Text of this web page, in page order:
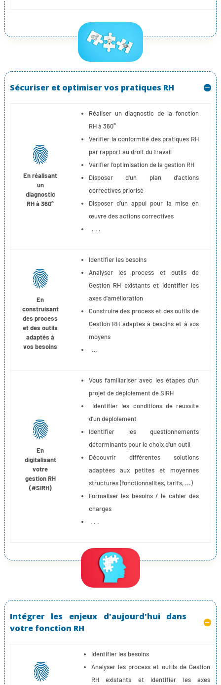
Sécuriser et optimiser vos pratiques RH
En réalisant
un
diagnostic
RH à 360°
Réaliser un diagnostic de la fonction
RH à 360°
Vérifier la conformité des pratiques RH
par rapport au droit du travail
Vérifier l'optimisation de la gestion RH
Disposer d'un plan d'actions
correctives priorisé
Disposer d’un appui pour la mise en
œuvre des actions correctives
. . .
En
construisant
des process
et des outils
adaptés à
vos besoins
Identifier les besoins
Analyser les process et outils de
Gestion RH existants et identifier les
axes d'amélioration
Construire des process et des outils de
Gestion RH adaptés à besoins et à vos
moyens
…
En
digitalisant
votre
gestion RH
(#SIRH)
Vous familiariser avec les étapes d’un
projet de déploiement de SIRH
Identifier les conditions de réussite
d'un déploiement
Identifier les questionnements
déterminants pour le choix d'un outil
Découvrir différentes solutions
adaptées aux petites et moyennes
structures (fonctionnalités, tarifs, ...)
Formaliser les besoins / le cahier des
charges
. . .
Intégrer les enjeux d'aujourd'hui dans
votre fonction RH
Identifier les besoins
Analyser les process et outils de Gestion
RH existants et identifier les axes